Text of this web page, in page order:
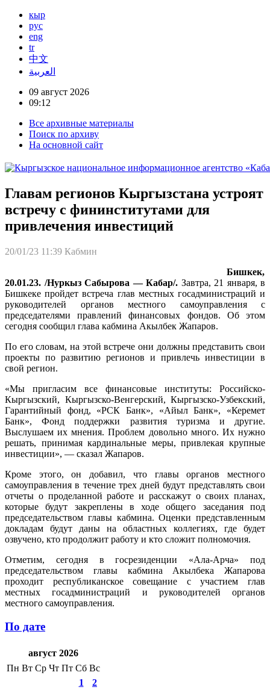
кыр
рус
eng
tr
中文
العربية
09 август 2026
09:12
Все архивные материалы
Поиск по архиву
На основной сайт
Главам регионов Кыргызстана устроят
встречу с фининститутами для
привлечения инвестиций
20/01/23 11:39 Кабмин
Бишкек,
20.01.23. /Нуркыз Сабырова — Кабар/. Завтра, 21 января, в
Бишкеке пройдет встреча глав местных госадминистраций и
руководителей органов местного самоуправления с
председателями правлений финансовых фондов. Об этом
сегодня сообщил глава кабмина Акылбек Жапаров.
По его словам, на этой встрече они должны представить свои
проекты по развитию регионов и привлечь инвестиции в
свой регион.
«Мы пригласим все финансовые институты: Российско-
Кыргызский, Кыргызско-Венгерский, Кыргызско-Узбекский,
Гарантийный фонд, «РСК Банк», «Айыл Банк», «Керемет
Банк», Фонд поддержки развития туризма и другие.
Выслушаем их мнения. Проблем довольно много. Их нужно
решать, принимая кардинальные меры, привлекая крупные
инвестиции», — сказал Жапаров.
Кроме этого, он добавил, что главы органов местного
самоуправления в течение трех дней будут представлять свои
отчеты о проделанной работе и расскажут о своих планах,
которые будут закреплены в ходе общего заседания под
председательством главы кабмина. Оценки представленным
докладам будут даны на областных коллегиях, где будет
озвучено, кто продолжит работу и кто сложит полномочия.
Отметим, сегодня в госрезиденции «Ала-Арча» под
председательством главы кабмина Акылбека Жапарова
проходит республиканское совещание с участием глав
местных госадминистраций и руководителей органов
местного самоуправления.
По дате
август 2026
Пн Вт Ср Чт Пт Сб Вс
1
2